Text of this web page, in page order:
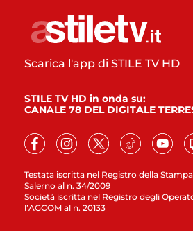
Testata iscritta nel Registro della
Salerno al n. 34/2009
Società iscritta nel Registro degli
l’AGCOM al n. 20133
Scarica l'app di STILE TV HD
STILE TV HD in onda su:
CANALE 78 DEL DIGITALE